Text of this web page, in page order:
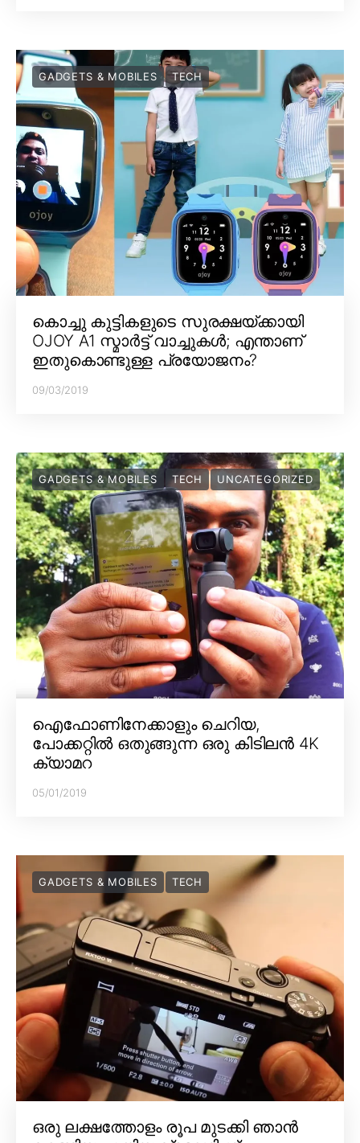
GADGETS & MOBILES TECH
കൊച്ചു കുട്ടികളുടെ സുരക്ഷയ്ക്കായി
OJOY A1 സ്മാർട്ട് വാച്ചുകൾ; എന്താണ്
ഇതുകൊണ്ടുള്ള പ്രയോജനം?
09/03/2019
GADGETS & MOBILES TECH UNCATEGORIZED
ഐഫോണിനേക്കാളും ചെറിയ,
പോക്കറ്റിൽ ഒതുങ്ങുന്ന ഒരു കിടിലൻ 4K
ക്യാമറ
05/01/2019
GADGETS & MOBILES TECH
ഒരു ലക്ഷത്തോളം രൂപ മുടക്കി ഞാൻ